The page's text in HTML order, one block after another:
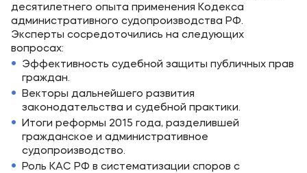
десятилетнего опыта применения Кодекса
административного судопроизводства РФ.
Эксперты сосредоточились на следующих
вопросах:
Эффективность судебной защиты публичных прав
граждан.
Векторы дальнейшего развития
законодательства и судебной практики.
Итоги реформы 2015 года, разделившей
гражданское и административное
судопроизводство.
Роль КАС РФ в систематизации споров с